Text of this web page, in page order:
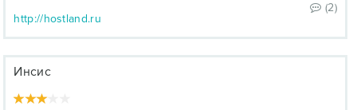
(2)
http://hostland.ru
Инсис